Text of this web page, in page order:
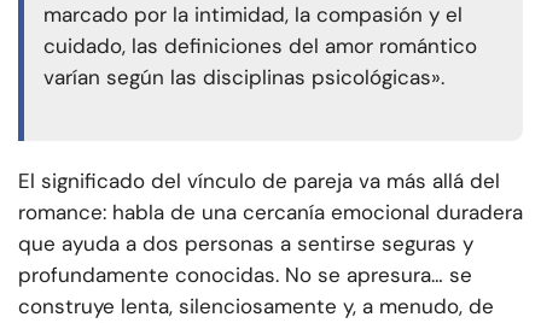
marcado por la intimidad, la compasión y el
cuidado, las definiciones del amor romántico
varían según las disciplinas psicológicas».
El significado del vínculo de pareja va más allá del
romance: habla de una cercanía emocional duradera
que ayuda a dos personas a sentirse seguras y
profundamente conocidas. No se apresura… se
construye lenta, silenciosamente y, a menudo, de